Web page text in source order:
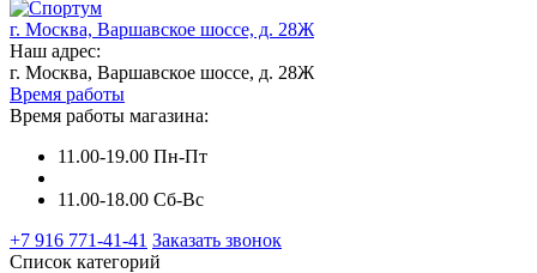
г. Москва, Варшавское шоссе, д. 28Ж
Наш адрес:
г. Москва, Варшавское шоссе, д. 28Ж
Время работы
Время работы магазина:
11.00-19.00 Пн-Пт
11.00-18.00 Сб-Вс
+7 916 771-41-41 Заказать звонок
Список категорий